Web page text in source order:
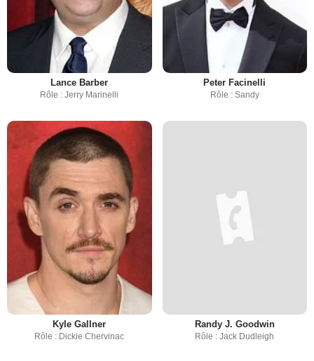
Lance Barber
Rôle : Jerry Marinelli
Peter Facinelli
Rôle : Sandy
Kyle Gallner
Rôle : Dickie Chervinac
Randy J. Goodwin
Rôle : Jack Dudleigh